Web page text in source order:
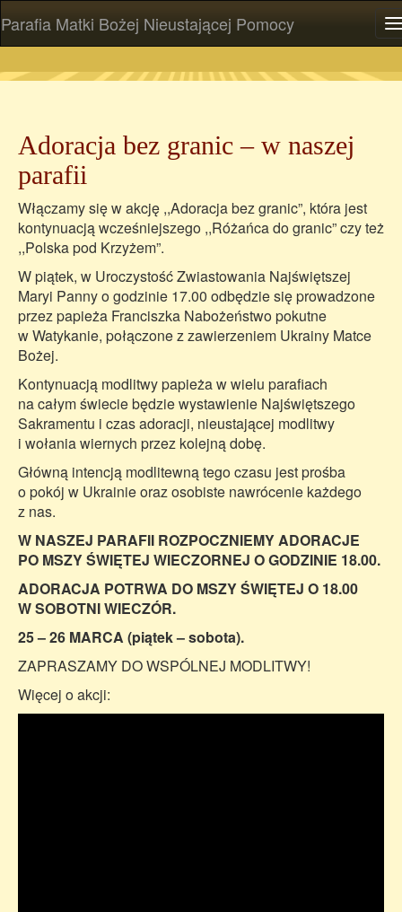
Parafia Matki Bożej Nieustającej Pomocy
Adoracja bez granic – w naszej
parafii
Włączamy się w akcję ,,Adoracja bez granic”, która jest
kontynuacją wcześniejszego ,,Różańca do granic” czy też
,,Polska pod Krzyżem”.
W piątek, w Uroczystość Zwiastowania Najświętszej
Maryi Panny o godzinie 17.00 odbędzie się prowadzone
przez papieża Franciszka Nabożeństwo pokutne
w Watykanie, połączone z zawierzeniem Ukrainy Matce
Bożej.
Kontynuacją modlitwy papieża w wielu parafiach
na całym świecie będzie wystawienie Najświętszego
Sakramentu i czas adoracji, nieustającej modlitwy
i wołania wiernych przez kolejną dobę.
Główną intencją modlitewną tego czasu jest prośba
o pokój w Ukrainie oraz osobiste nawrócenie każdego
z nas.
W NASZEJ PARAFII ROZPOCZNIEMY ADORACJE
PO MSZY ŚWIĘTEJ WIECZORNEJ O GODZINIE 18.00.
ADORACJA POTRWA DO MSZY ŚWIĘTEJ O 18.00
W SOBOTNI WIECZÓR.
25 – 26 MARCA (piątek – sobota).
ZAPRASZAMY DO WSPÓLNEJ MODLITWY!
Więcej o akcji: